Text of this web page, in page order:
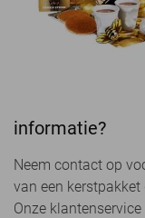
informatie?
Neem contact op
van een
Onze